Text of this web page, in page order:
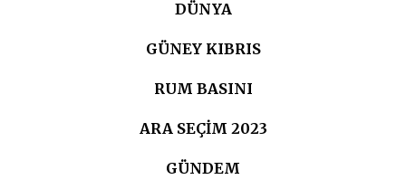
DÜNYA
GÜNEY KIBRIS
RUM BASINI
ARA SEÇIM 2023
GÜNDEM